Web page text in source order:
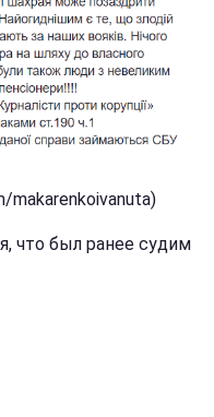
что был ранее судим